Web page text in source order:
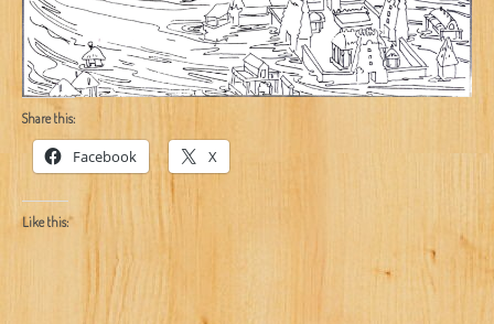
Share this:
Facebook X
Like this: